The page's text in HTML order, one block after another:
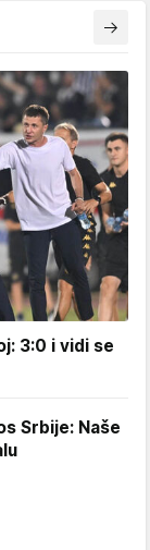
3:0 i vidi se
Srbije: Naše